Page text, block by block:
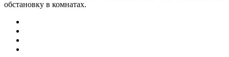
обстановку в комнатах.